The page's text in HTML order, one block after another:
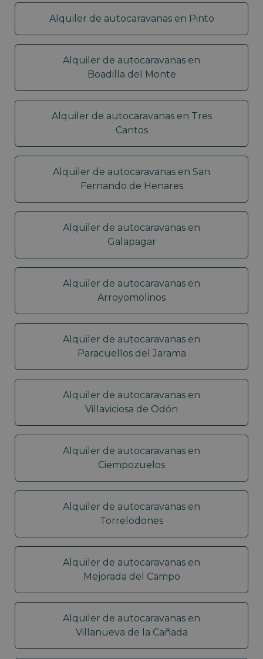
Alquiler de autocaravanas en Pinto
Alquiler de autocaravanas en
Boadilla del Monte
Alquiler de autocaravanas en Tres
Cantos
Alquiler de autocaravanas en San
Fernando de Henares
Alquiler de autocaravanas en
Galapagar
Alquiler de autocaravanas en
Arroyomolinos
Alquiler de autocaravanas en
Paracuellos del Jarama
Alquiler de autocaravanas en
Villaviciosa de Odón
Alquiler de autocaravanas en
Ciempozuelos
Alquiler de autocaravanas en
Torrelodones
Alquiler de autocaravanas en
Mejorada del Campo
Alquiler de autocaravanas en
Villanueva de la Cañada